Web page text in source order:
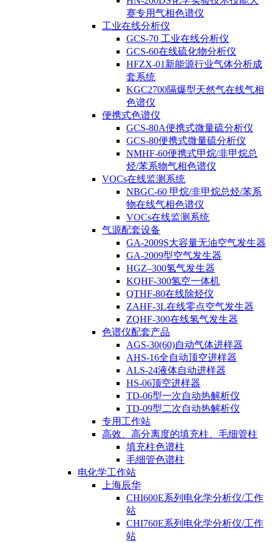
赛专用气相色谱仪
工业在线分析仪
GCS-70 工业在线分析仪
GCS-60在线硫化物分析仪
HFZX-01新能源行业气体分析成
套系统
KGC2700隔爆型天然气在线气相
色谱仪
便携式色谱仪
GCS-80A便携式微量硫分析仪
GCS-80便携式微量硫分析仪
NMHF-60便携式甲烷/非甲烷总
烃/苯系物气相色谱仪
VOCs在线监测系统
NBGC-60 甲烷/非甲烷总烃/苯系
物在线气相色谱仪
VOCs在线监测系统
气源配套设备
GA-2009S大容量无油空气发生器
GA-2009型空气发生器
HGZ–300氢气发生器
KQHF-300氢空一体机
QTHF-80在线除烃仪
ZAHF-3L在线零点空气发生器
ZQHF-300在线氢气发生器
色谱仪配套产品
AGS-30(60)自动气体进样器
AHS-16全自动顶空进样器
ALS-24液体自动进样器
HS-06顶空进样器
TD-06型一次自动热解析仪
TD-09型二次自动热解析仪
专用工作站
高效、高分离度的填充柱、毛细管柱
填充柱色谱柱
毛细管色谱柱
电化学工作站
上海辰华
CHI600E系列电化学分析仪/工作
站
CHI760E系列电化学分析仪/工作
站